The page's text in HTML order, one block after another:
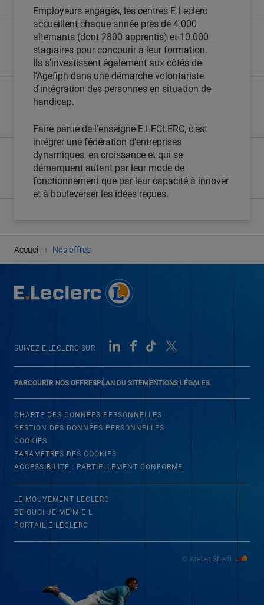
Employeurs engagés, les centres E.Leclerc
accueillent chaque année près de 4.000
alternants (dont 2800 apprentis) et 10.000
stagiaires pour concourir à leur formation.
Ils s'investissent également aux côtés de
l'Agefiph dans une démarche volontariste
d'intégration des personnes en situation de
handicap.
Faire partie de l'enseigne E.LECLERC, c'est
intégrer une fédération d'entreprises
dynamiques, en croissance et qui se
démarquent autant par leur mode de
fonctionnement que par leur capacité à innover
et à bouleverser les idées reçues.
Accueil › Nos offres
PARCOURIR NOS OFFRESPLAN DU SITEMENTIONS LÉGALES
SUIVEZ E.LECLERC SUR
CHARTE DES DONNÉES PERSONNELLES
GESTION DES DONNÉES PERSONNELLES
COOKIES
PARAMÈTRES DES COOKIES
ACCESSIBILITÉ : PARTIELLEMENT CONFORME
LE MOUVEMENT LECLERC
DE QUOI JE ME M.E.L
PORTAIL E.LECLERC